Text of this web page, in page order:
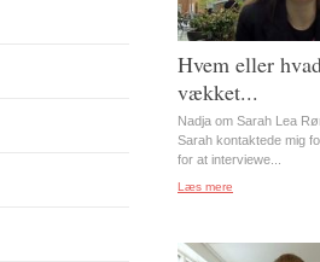
Hvem eller
vækket...
Nadja om Sarah Lea
Sarah kontaktede mig
for at interviewe...
Læs mere